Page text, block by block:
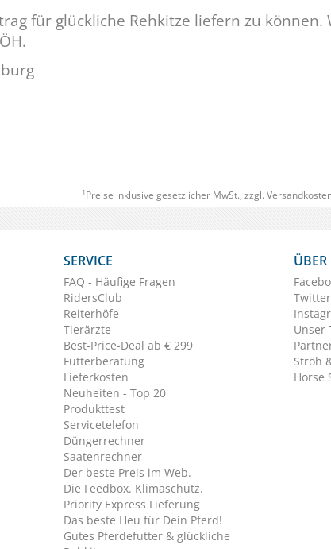
für glückliche Rehkitze liefern zu
.
1 Preise inklusive gesetzlicher MwSt., zzgl.
SERVICE
FAQ - Häufige Fragen
RidersClub
Reiterhöfe
Tierärzte
Best-Price-Deal ab € 299
Futterberatung
Lieferkosten
Neuheiten - Top 20
Produkttest
Servicetelefon
Düngerrechner
Saatenrechner
Der beste Preis im Web.
Die Feedbox. Klimaschutz.
Priority Express Lieferung
Das beste Heu für Dein Pferd!
Gutes Pferdefutter & glückliche
Twitter
Unser
Ströh
Horse